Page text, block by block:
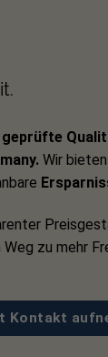
geprüfte
Wir
zu mehr
Kontakt